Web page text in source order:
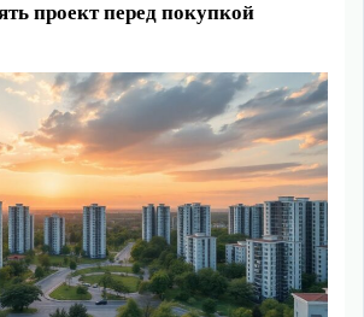
проект перед покупкой